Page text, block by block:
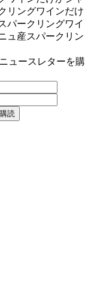
リングワインだけ
パークリングワイ
ュ産スパークリン
ュースレターを購
読